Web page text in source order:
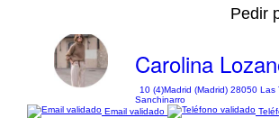
Pedir
Carolina
10 (4)Madrid (Madrid) 28050 Las
Sanchinarro
Email validado